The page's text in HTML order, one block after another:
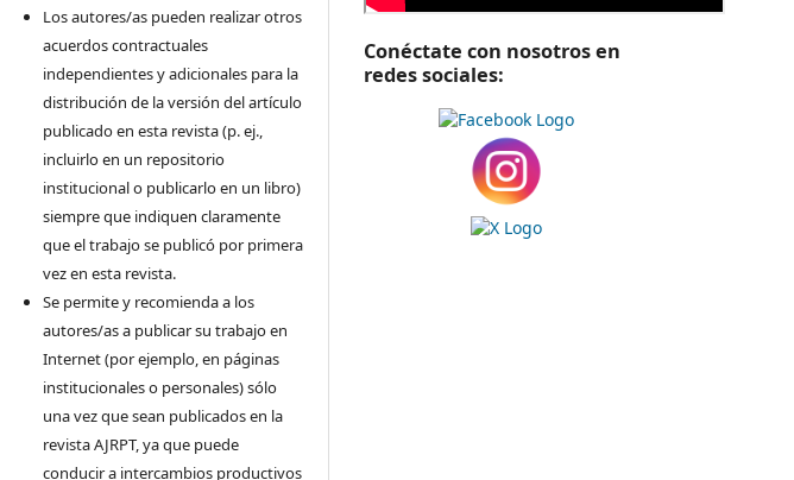
Los autores/as pueden realizar otros
acuerdos contractuales
independientes y adicionales para la
distribución de la versión del artículo
publicado en esta revista (p. ej.,
incluirlo en un repositorio
institucional o publicarlo en un libro)
siempre que indiquen claramente
que el trabajo se publicó por primera
vez en esta revista.
Se permite y recomienda a los
autores/as a publicar su trabajo en
Internet (por ejemplo, en páginas
institucionales o personales) sólo
una vez que sean publicados en la
revista AJRPT, ya que puede
conducir a intercambios productivos
Conéctate con nosotros en
redes sociales: